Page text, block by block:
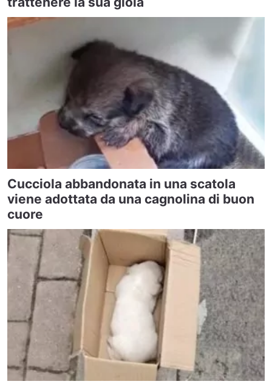
Cucciola abbandonata in una scatola
viene adottata da una cagnolina di buon
cuore